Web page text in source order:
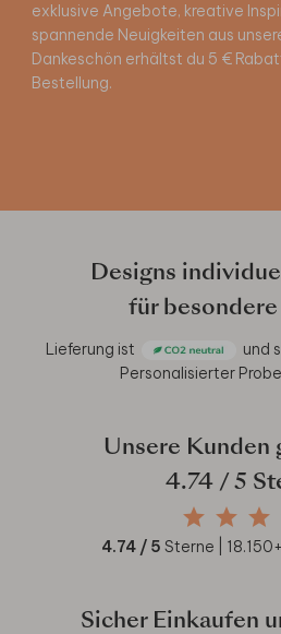
exklusive Angebote, kreative
spannende Neuigkeiten aus
Dankeschön erhältst du 5 €
Bestellung.
Designs
für besondere
Lieferung ist und
Personalisierter
Unsere Kunden
4.74/ 5
4.74 / 5 Sterne | 18.150
Sicher Einkaufen